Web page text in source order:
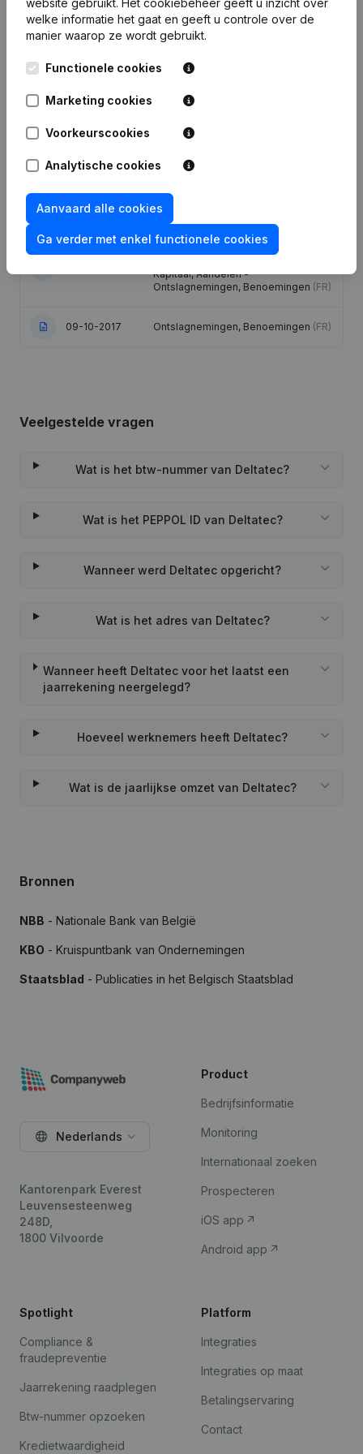
Publicatiesvan Deltatec
16-06-2025 Ontslagnemingen, Benoemingen
28-02-2025 Ontslagnemingen, Benoemingen
29-10-2024 Ontslagnemingen, Benoemingen
Statuten (Vertaling, Coördinatie,
Kapitaal, Aandelen -
Ontslagnemingen, Benoemingen (FR)
09-10-2017 Ontslagnemingen, Benoemingen (FR)
Veelgestelde vragen
Wat is het btw-nummer van Deltatec?
Wat is het PEPPOL ID van Deltatec?
Wanneer werd Deltatec opgericht?
Wat is het adres van Deltatec?
Wanneer heeft Deltatec voor het laatst een
jaarrekening neergelegd?
Hoeveel werknemers heeft Deltatec?
Wat is de jaarlijkse omzet van Deltatec?
Bronnen
NBB - Nationale Bank van België
KBO - Kruispuntbank van Ondernemingen
Staatsblad - Publicaties in het Belgisch Staatsblad
website gebruikt. Het cookiebeheer geeft u inzicht over
welke informatie het gaat en geeft u controle over de
manier waarop ze wordt gebruikt.
Functionele cookies
Marketing cookies
Voorkeurscookies
Analytische cookies
Aanvaard alle cookies
Ga verder met enkel functionele cookies
Nederlands
Kantorenpark Everest
Leuvensesteenweg
248D,
1800 Vilvoorde
Product
Bedrijfsinformatie
Monitoring
Internationaal zoeken
Prospecteren
iOS app
Android app
Spotlight
Compliance &
fraudepreventie
Jaarrekening raadplegen
Btw-nummer opzoeken
Kredietwaardigheid
Platform
Integraties
Integraties op maat
Betalingservaring
Contact